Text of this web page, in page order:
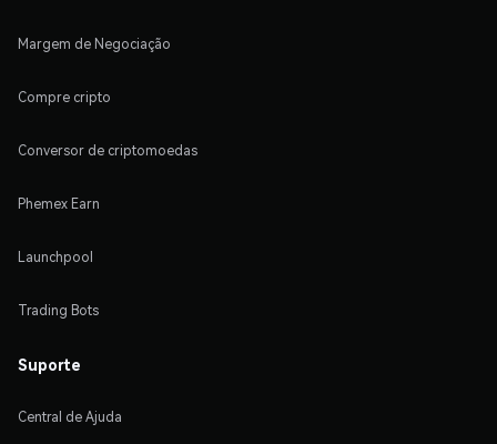
Margem de Negociação
Compre cripto
Conversor de criptomoedas
Phemex Earn
Launchpool
Trading Bots
Suporte
Central de Ajuda